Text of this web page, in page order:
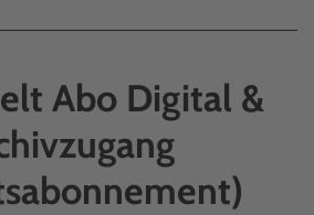
Abo Digital &